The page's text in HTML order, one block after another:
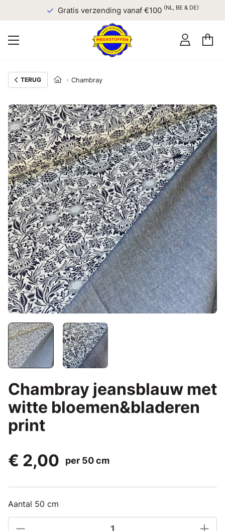
Gratis verzending vanaf €100(NL, BE & DE)
TERUG Chambray
Chambray jeansblauw met
witte bloemen&bladeren
print
€ 2,00
per 50 cm
Aantal 50 cm